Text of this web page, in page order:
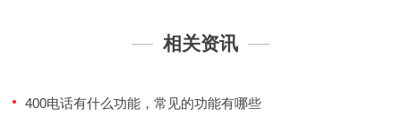
相关资讯
400电话有什么功能，常见的功能有哪些